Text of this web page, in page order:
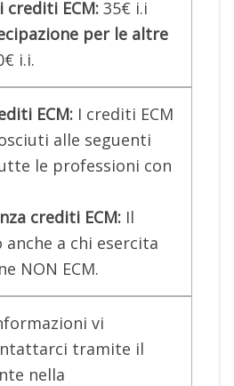
ECM: 35€ i.i
per le altre
i.i.
ECM: I crediti ECM
alle seguenti
le professioni con
crediti ECM: Il
a chi esercita
NON ECM.
vi
tramite il
nella